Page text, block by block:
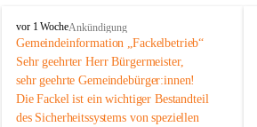
A
d
e
r
k
l
a
vor 1 WocheAnkündigung
Gemeindeinformation „Fackelbetrieb“
Sehr geehrter Herr Bürgermeister,
sehr geehrte Gemeindebürger:innen!
Die Fackel ist ein wichtiger Bestandteil
des Sicherheitssystems von speziellen